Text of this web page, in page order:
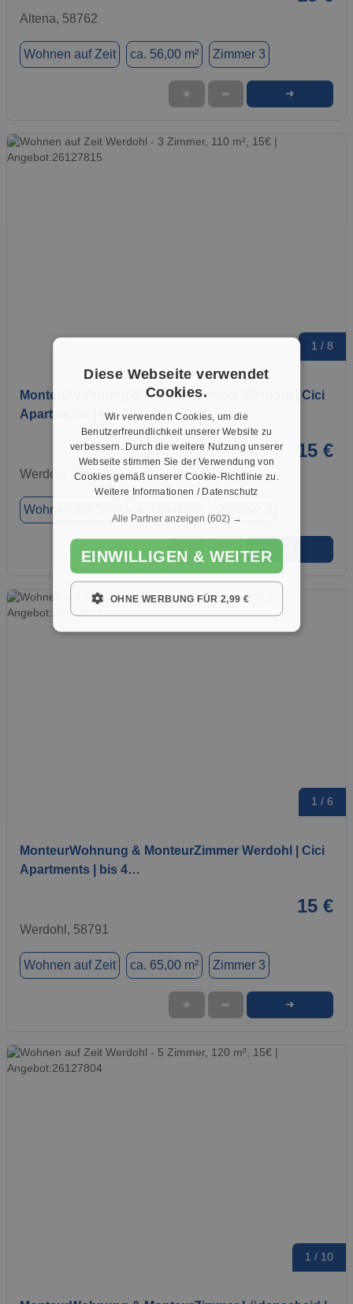
Altena, 58762
Wohnen auf Zeit ca. 56,00 m² Zimmer 3
★ ➦ ➜
1 / 8
MonteurWohnung & MonteurZimmer Werdohl | Cici
Apartments | bis 7…
15 €
Werdohl, 58791
Wohnen auf Zeit
★ ➦
1 / 6
MonteurWohnung & MonteurZimmer Werdohl | Cici
Apartments | bis 4…
15 €
Werdohl, 58791
Wohnen auf Zeit ca. 65,00 m² Zimmer 3
★ ➦ ➜
1 / 10
Diese Webseite verwendet
Cookies.
Wir verwenden Cookies, um die
Benutzerfreundlichkeit unserer Website zu
verbessern. Durch die weitere Nutzung unserer
Webseite stimmen Sie der Verwendung von
Cookies gemäß unserer Cookie-Richtlinie zu.
Weitere Informationen / Datenschutz
Alle Partner anzeigen (602) →
EINWILLIGEN & WEITER
OHNE WERBUNG FÜR 2,99 €